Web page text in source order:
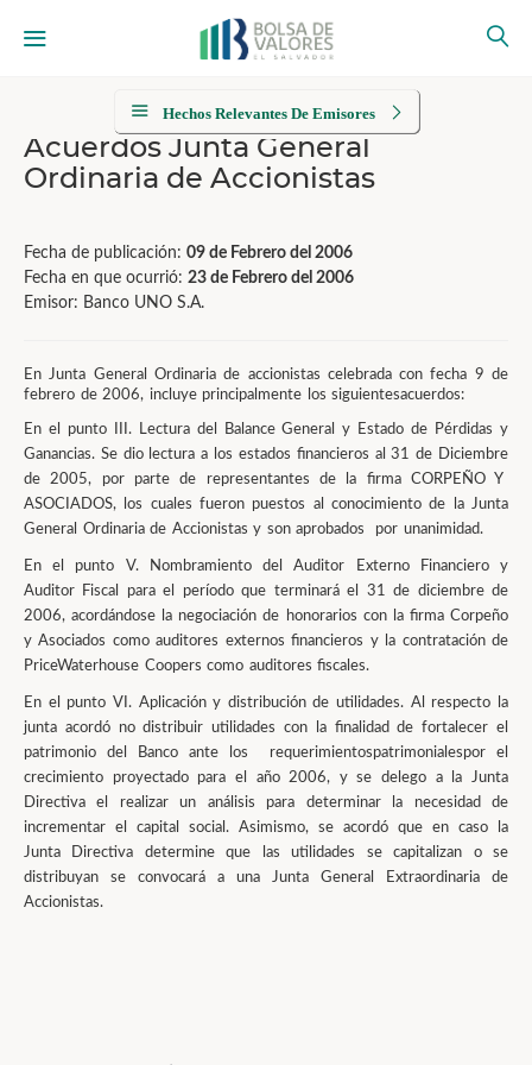
Hechos Relevantes De Emisores
Acuerdos Junta General
Ordinaria de Accionistas
Fecha de publicación: 09 de Febrero del 2006
Fecha en que ocurrió: 23 de Febrero del 2006
Emisor: Banco UNO S.A.
En Junta General Ordinaria de accionistas celebrada con fecha 9 de
febrero de 2006, incluye principalmente
los siguientesacuerdos:
En el punto III. Lectura del Balance General y Estado de Pérdidas y
Ganancias. Se dio lectura a los estados financieros al 31 de Diciembre
de 2005,
por parte de representantes de la firma CORPEÑO Y
ASOCIADOS, los cuales fueron puestos al conocimiento de la Junta
General Ordinaria de Accionistas y son aprobados por unanimidad.
En el punto V. Nombramiento del Auditor Externo Financiero y
Auditor Fiscal para el período que terminará el 31 de diciembre de
2006, acordándose la negociación de honorarios con la firma Corpeño
y Asociados como auditores externos financieros y la contratación de
PriceWaterhouse Coopers como auditores fiscales.
En el punto VI. Aplicación y distribución de utilidades. Al respecto la
junta acordó no distribuir utilidades con la finalidad de fortalecer el
patrimonio del Banco ante los requerimientospatrimonialespor el
crecimiento proyectado para el año 2006, y se delego a la Junta
Directiva el realizar un análisis para determinar la necesidad de
incrementar el capital social. Asimismo, se acordó que en caso la
Junta Directiva determine que las utilidades se capitalizan o se
distribuyan se convocará a una Junta General Extraordinaria de
Accionistas.